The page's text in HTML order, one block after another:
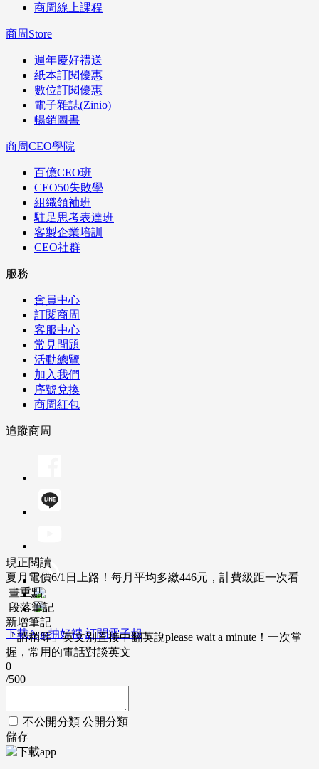
商周線上課程
商周Store
週年慶好禮送
紙本訂閱優惠
數位訂閱優惠
電子雜誌(Zinio)
暢銷圖書
商周CEO學院
百億CEO班
CEO50失敗學
組織領袖班
駐足思考表達班
客製企業培訓
CEO社群
服務
會員中心
訂閱商周
客服中心
常見問題
活動總覽
加入我們
序號兌換
商周紅包
追蹤商周
下載App抽好禮 訂閱電子報
現正閱讀
夏月電價6/1日上路！每月平均多繳446元，計費級距一次看
畫重點
段落筆記
新增筆記
「請稍等」英文別直接中翻英說please wait a minute！一次掌
握，常用的電話對談英文
0
/500
不公開分類 公開分類
儲存